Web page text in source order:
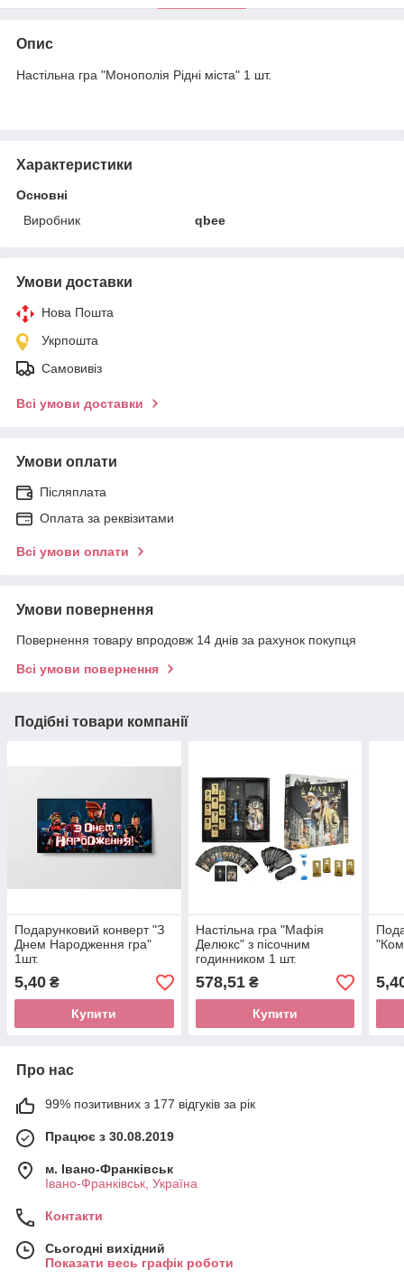
Опис
Настільна гра "Монополія Рідні міста" 1 шт.
Характеристики
Основні
Виробник
qbee
Умови доставки
Нова Пошта
Укрпошта
Самовивіз
Всі умови доставки
Умови оплати
Післяплата
Оплата за реквізитами
Всі умови оплати
Умови повернення
Повернення товару впродовж 14 днів за рахунок покупця
Всі умови повернення
Подібні товари компанії
Подарунковий конверт "З
Днем Народження гра"
1шт.
5,40 ₴
Купити
Настільна гра "Мафія
Делюкс" з пісочним
годинником 1 шт.
578,51₴
Купити
Про нас
99% позитивних з 177 відгуків за рік
Працює з 30.08.2019
м. Івано-Франківськ
Івано-Франківськ, Україна
Контакти
Сьогодні вихідний
Показати весь графік роботи